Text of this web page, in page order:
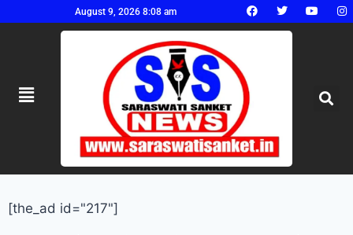
August 9, 2026 8:08 am
[the_ad id="217"]